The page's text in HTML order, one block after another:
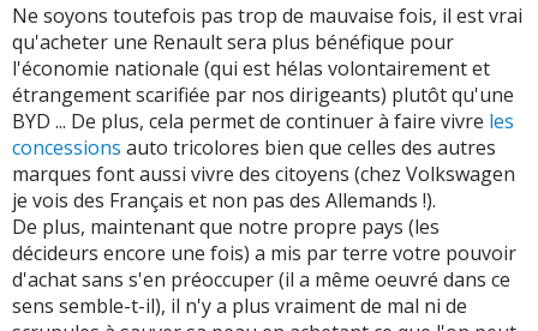
Ne soyons toutefois pas trop de mauvaise fois, il est vrai
qu'acheter une Renault sera plus bénéfique pour
l'économie nationale (qui est hélas volontairement et
étrangement scarifiée par nos dirigeants) plutôt qu'une
BYD ... De plus, cela permet de continuer à faire vivre les
concessions auto tricolores bien que celles des autres
marques font aussi vivre des citoyens (chez Volkswagen
je vois des Français et non pas des Allemands !).
De plus, maintenant que notre propre pays (les
décideurs encore une fois) a mis par terre votre pouvoir
d'achat sans s'en préoccuper (il a même oeuvré dans ce
sens semble-t-il), il n'y a plus vraiment de mal ni de